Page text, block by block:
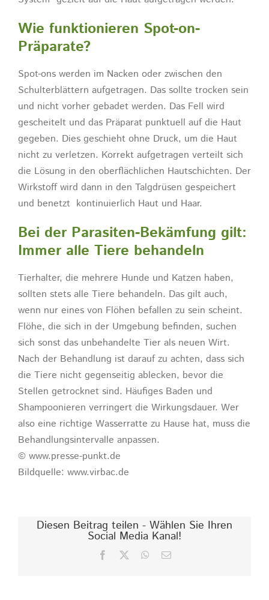
Wie funktionieren Spot-on-
Präparate?
Spot-ons werden im Nacken oder zwischen den
Schulterblättern aufgetragen. Das sollte trocken sein
und nicht vorher gebadet werden. Das Fell wird
gescheitelt und das Präparat punktuell auf die Haut
gegeben. Dies geschieht ohne Druck, um die Haut
nicht zu verletzen. Korrekt aufgetragen verteilt sich
die Lösung in den oberflächlichen Hautschichten. Der
Wirkstoff wird dann in den Talgdrüsen gespeichert
und benetzt kontinuierlich Haut und Haar.
Bei der Parasiten-Bekämfung gilt:
Immer alle Tiere behandeln
Tierhalter, die mehrere Hunde und Katzen haben,
sollten stets alle Tiere behandeln. Das gilt auch,
wenn nur eines von Flöhen befallen zu sein scheint.
Flöhe, die sich in der Umgebung befinden, suchen
sich sonst das unbehandelte Tier als neuen Wirt.
Nach der Behandlung ist darauf zu achten, dass sich
die Tiere nicht gegenseitig ablecken, bevor die
Stellen getrocknet sind. Häufiges Baden und
Shampoonieren verringert die Wirkungsdauer. Wer
also eine richtige Wasserratte zu Hause hat, muss die
Behandlungsintervalle anpassen.
© www.presse-punkt.de
Bildquelle: www.virbac.de
Diesen Beitrag teilen - Wählen Sie Ihren
Social Media Kanal!
Facebook WhatsApp
E-